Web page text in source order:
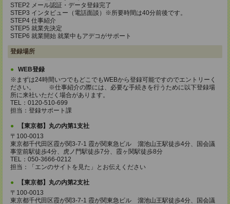
STEP2 メール認証・データ登録完了
STEP3 インタビュー（電話面談）※所要時間は40分前後です。
STEP4 仕事紹介
STEP5 就業先決定
STEP6 就業開始 就業中もアデコがサポート
登録場所
WEB登録
※まずは24時間いつでもどこでもWEBから登録可能ですのでエントリーく
ださい。 ※仕事紹介の際には、必要な手続きを行うために以下登録場
所に来社いただく場合があります。
TEL：0120-510-699
担当：登録サポート課
【東京都】丸の内第1支社
〒100-0013
東京都千代田区霞が関3-7-1 霞が関東急ビル 溜池山王駅徒歩4分、国会議
事堂前駅徒歩4分、虎ノ門駅徒歩7分、霞ヶ関駅徒歩8分
TEL：050-3666-0212
担当：「エンのサイトを見た」とお伝えください
【東京都】丸の内第2支社
〒100-0013
東京都千代田区霞が関3-7-1 霞が関東急ビル 溜池山王駅徒歩4分、国会議